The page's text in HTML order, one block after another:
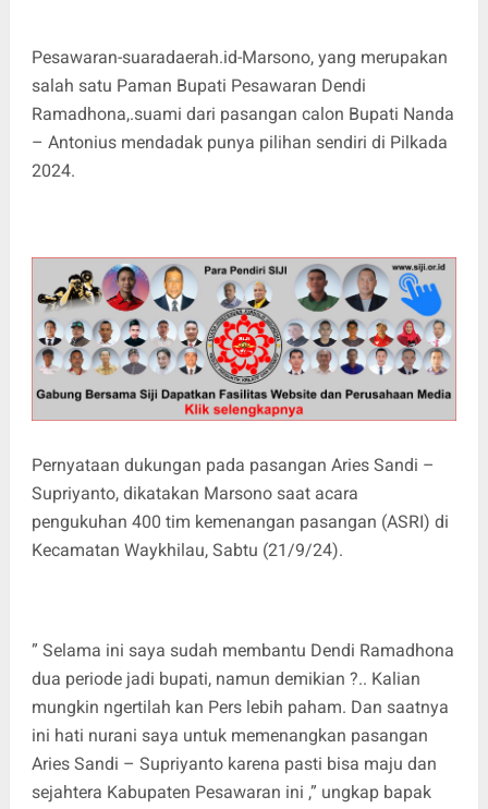
Pesawaran-suaradaerah.id-Marsono, yang merupakan
salah satu Paman Bupati Pesawaran Dendi
Ramadhona,.suami dari pasangan calon Bupati Nanda
– Antonius mendadak punya pilihan sendiri di Pilkada
2024.
Pernyataan dukungan pada pasangan Aries Sandi –
Supriyanto, dikatakan Marsono saat acara
pengukuhan 400 tim kemenangan pasangan (ASRI) di
Kecamatan Waykhilau, Sabtu (21/9/24).
” Selama ini saya sudah membantu Dendi Ramadhona
dua periode jadi bupati, namun demikian ?.. Kalian
mungkin ngertilah kan Pers lebih paham. Dan saatnya
ini hati nurani saya untuk memenangkan pasangan
Aries Sandi – Supriyanto karena pasti bisa maju dan
sejahtera Kabupaten Pesawaran ini ,” ungkap bapak